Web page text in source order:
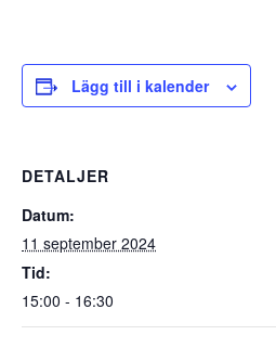
Lägg till i kalender
DETALJER
Datum:
11 september 2024
Tid:
15:00 - 16:30